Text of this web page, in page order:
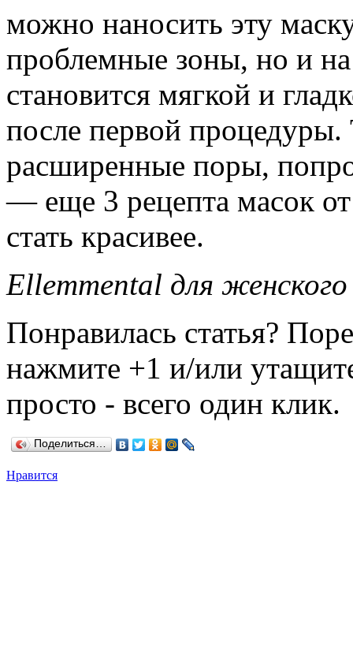
можно наносить эту
проблемные зоны, но и
становится мягкой и
после первой
расширенные поры,
— еще 3 рецепта масок
стать красивее.
Ellemmental для
Понравилась статья?
нажмите +1 и/или
просто - всего один клик.
Поделиться…
Нравится